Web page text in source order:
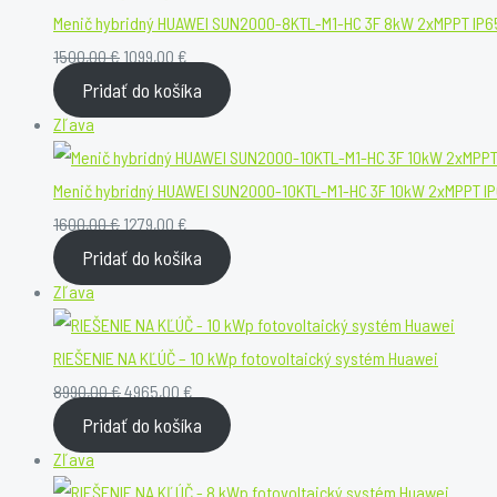
Menič hybridný HUAWEI SUN2000-8KTL-M1-HC 3F 8kW 2xMPPT
1500,00€ Original
price
was:
1500,00 €.
1099,00 €
price
is:
1099,00 €.
Pridať do košíka
ZľavaZľavnený
produkt
Menič hybridný HUAWEI SUN2000-10KTL-M1-HC 3F 10kW 2xMPPT
1600,00€ Original
price
was:
1600,00 €.
1279,00 €
price
is:
1279,00 €.
Pridať do košíka
ZľavaZľavnený
produkt
RIEŠENIE NA KĽÚČ – 10 kWp fotovoltaický systém Huawei
8990,00€Original
price
was:
8990,00 €.
4965,00 €
price
is:
4965,00 €.
Pridať do košíka
ZľavaZľavnený
produkt